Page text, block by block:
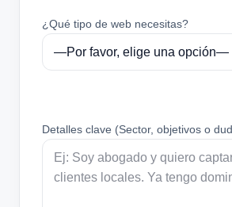
¿Qué tipo de web necesitas?
Detalles clave (Sector, objetivos o